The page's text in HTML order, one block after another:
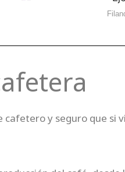
cafetero y seguro que si